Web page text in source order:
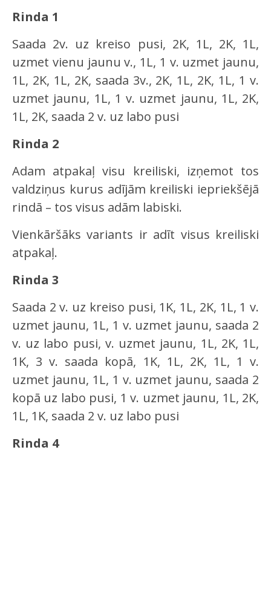
Rinda 1
Saada 2v. uz kreiso pusi, 2K, 1L, 2K, 1L,
uzmet vienu jaunu v., 1L, 1 v. uzmet jaunu,
1L, 2K, 1L, 2K, saada 3v., 2K, 1L, 2K, 1L, 1 v.
uzmet jaunu, 1L, 1 v. uzmet jaunu, 1L, 2K,
1L, 2K, saada 2 v. uz labo pusi
Rinda 2
Adam atpakaļ visu kreiliski, izņemot tos
valdziņus kurus adījām kreiliski iepriekšējā
rindā – tos visus adām labiski.
Vienkāršāks variants ir adīt visus kreiliski
atpakaļ.
Rinda 3
Saada 2 v. uz kreiso pusi, 1K, 1L, 2K, 1L, 1 v.
uzmet jaunu, 1L, 1 v. uzmet jaunu, saada 2
v. uz labo pusi, v. uzmet jaunu, 1L, 2K, 1L,
1K, 3 v. saada kopā, 1K, 1L, 2K, 1L, 1 v.
uzmet jaunu, 1L, 1 v. uzmet jaunu, saada 2
kopā uz labo pusi, 1 v. uzmet jaunu, 1L, 2K,
1L, 1K, saada 2 v. uz labo pusi
Rinda 4